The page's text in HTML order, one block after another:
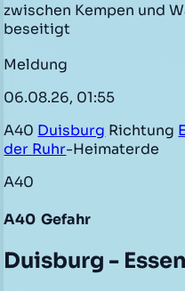
zwischen Kempen und
beseitigt
Meldung
06.08.26, 01:55
A40 Duisburg Richtung
der Ruhr-Heimaterde
A40
A40 Gefahr
Duisburg - Essen